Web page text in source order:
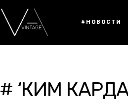
#НОВОСТИ
# ‘КИМ